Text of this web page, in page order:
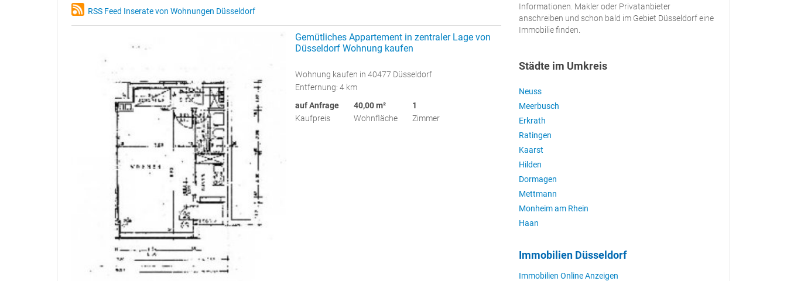
RSS Feed Inserate von Wohnungen Düsseldorf
Gemütliches Appartement in zentraler Lage von
Düsseldorf Wohnung kaufen
Wohnung kaufen in 40477 Düsseldorf
Entfernung: 4 km
auf Anfrage
Kaufpreis
40,00 m²
Wohnfläche
1
Zimmer
Informationen. Makler oder Privatanbieter
anschreiben und schon bald im Gebiet Düsseldorf eine
Immobilie finden.
Städte im Umkreis
Neuss
Meerbusch
Erkrath
Ratingen
Kaarst
Hilden
Dormagen
Mettmann
Monheim am Rhein
Haan
Immobilien Düsseldorf
Immobilien Online Anzeigen